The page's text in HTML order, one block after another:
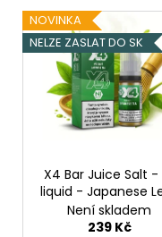
V
ý
p
NOVINKA
NELZE ZASLAT DO SK
X4 Bar Juice Salt -
liquid - Japanese
- 10mg
Není skladem
239 Kč